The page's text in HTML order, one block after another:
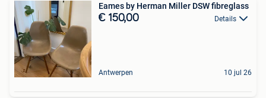
Eames by Herman Miller DSW fibreglass
€ 150,00 Details
Antwerpen 10 jul 26